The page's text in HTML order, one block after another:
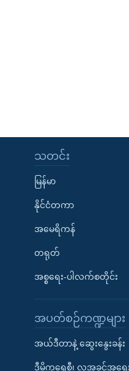
သတင်း
မြန်မာ
နိုင်ငံတကာ
အမေရိကန်
တရုတ်
အစ္စရေး-ပါလက်စတိုင်း
အပတ်စဉ်ကဏ္ဍများ
အယ်ဒီတာနဲ့ ဆွေးနွေးခန်း
ဒီမိုကရေစီ၊ လူ့အခွင့်အရေ